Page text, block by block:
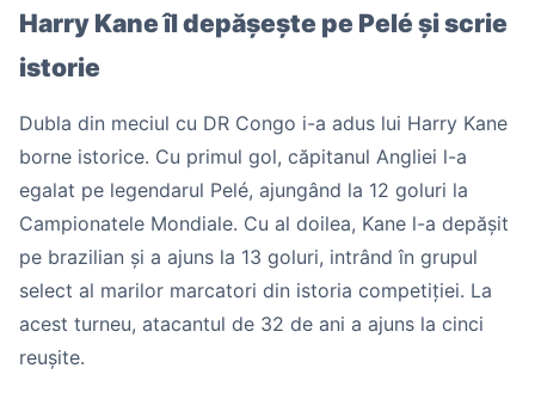
Harry Kane îl depășește pe Pelé și scrie
istorie
Dubla din meciul cu DR Congo i-a adus lui Harry Kane
borne istorice. Cu primul gol, căpitanul Angliei l-a
egalat pe legendarul Pelé, ajungând la 12 goluri la
Campionatele Mondiale. Cu al doilea, Kane l-a depășit
pe brazilian și a ajuns la 13 goluri, intrând în grupul
select al marilor marcatori din istoria competiției. La
acest turneu, atacantul de 32 de ani a ajuns la cinci
reușite.